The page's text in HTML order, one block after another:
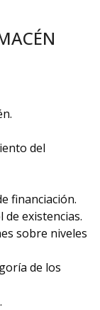
del
financiación.
existencias.
sobre niveles
de los